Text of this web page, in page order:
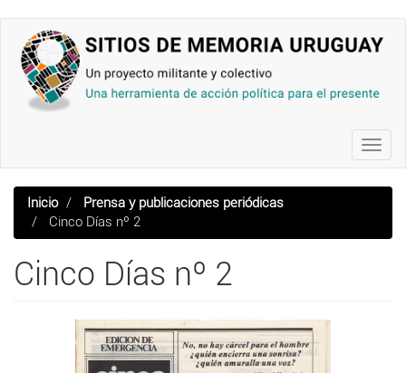
contenido
principal
Inicio
Prensa y publicaciones periódicas
Cinco Días nº 2
Cinco Días nº 2